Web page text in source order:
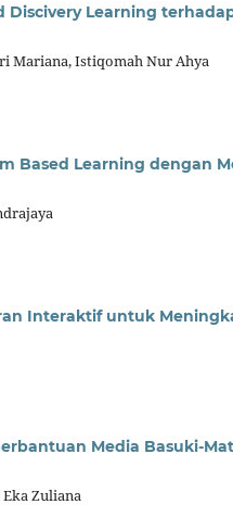
Learning
Mariana, Istiqomah Nur Ahya
Based Learning dengan
Interaktif untuk
Media Basuki-
Zuliana